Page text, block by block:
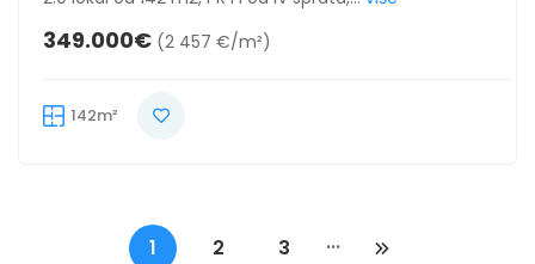
349.000€ (2 457 €/m²)
142m²
1 2 3 ...